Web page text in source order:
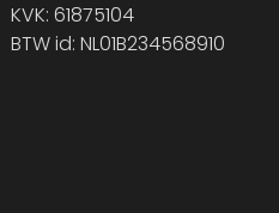
KVK: 61875104
BTW id: NL01B234568910